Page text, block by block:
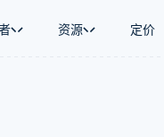
资源 定价